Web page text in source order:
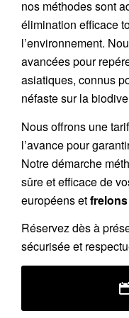
nos méthodes sont
élimination efficace
l’environnement.
avancées pour
asiatiques, connus
néfaste sur la
Nous offrons une
l’avance pour
Notre démarche
sûre et efficace de
européens et
Réservezdès à
sécurisée et